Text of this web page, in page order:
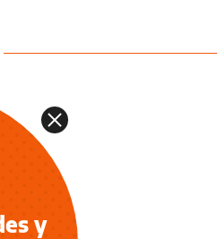
y